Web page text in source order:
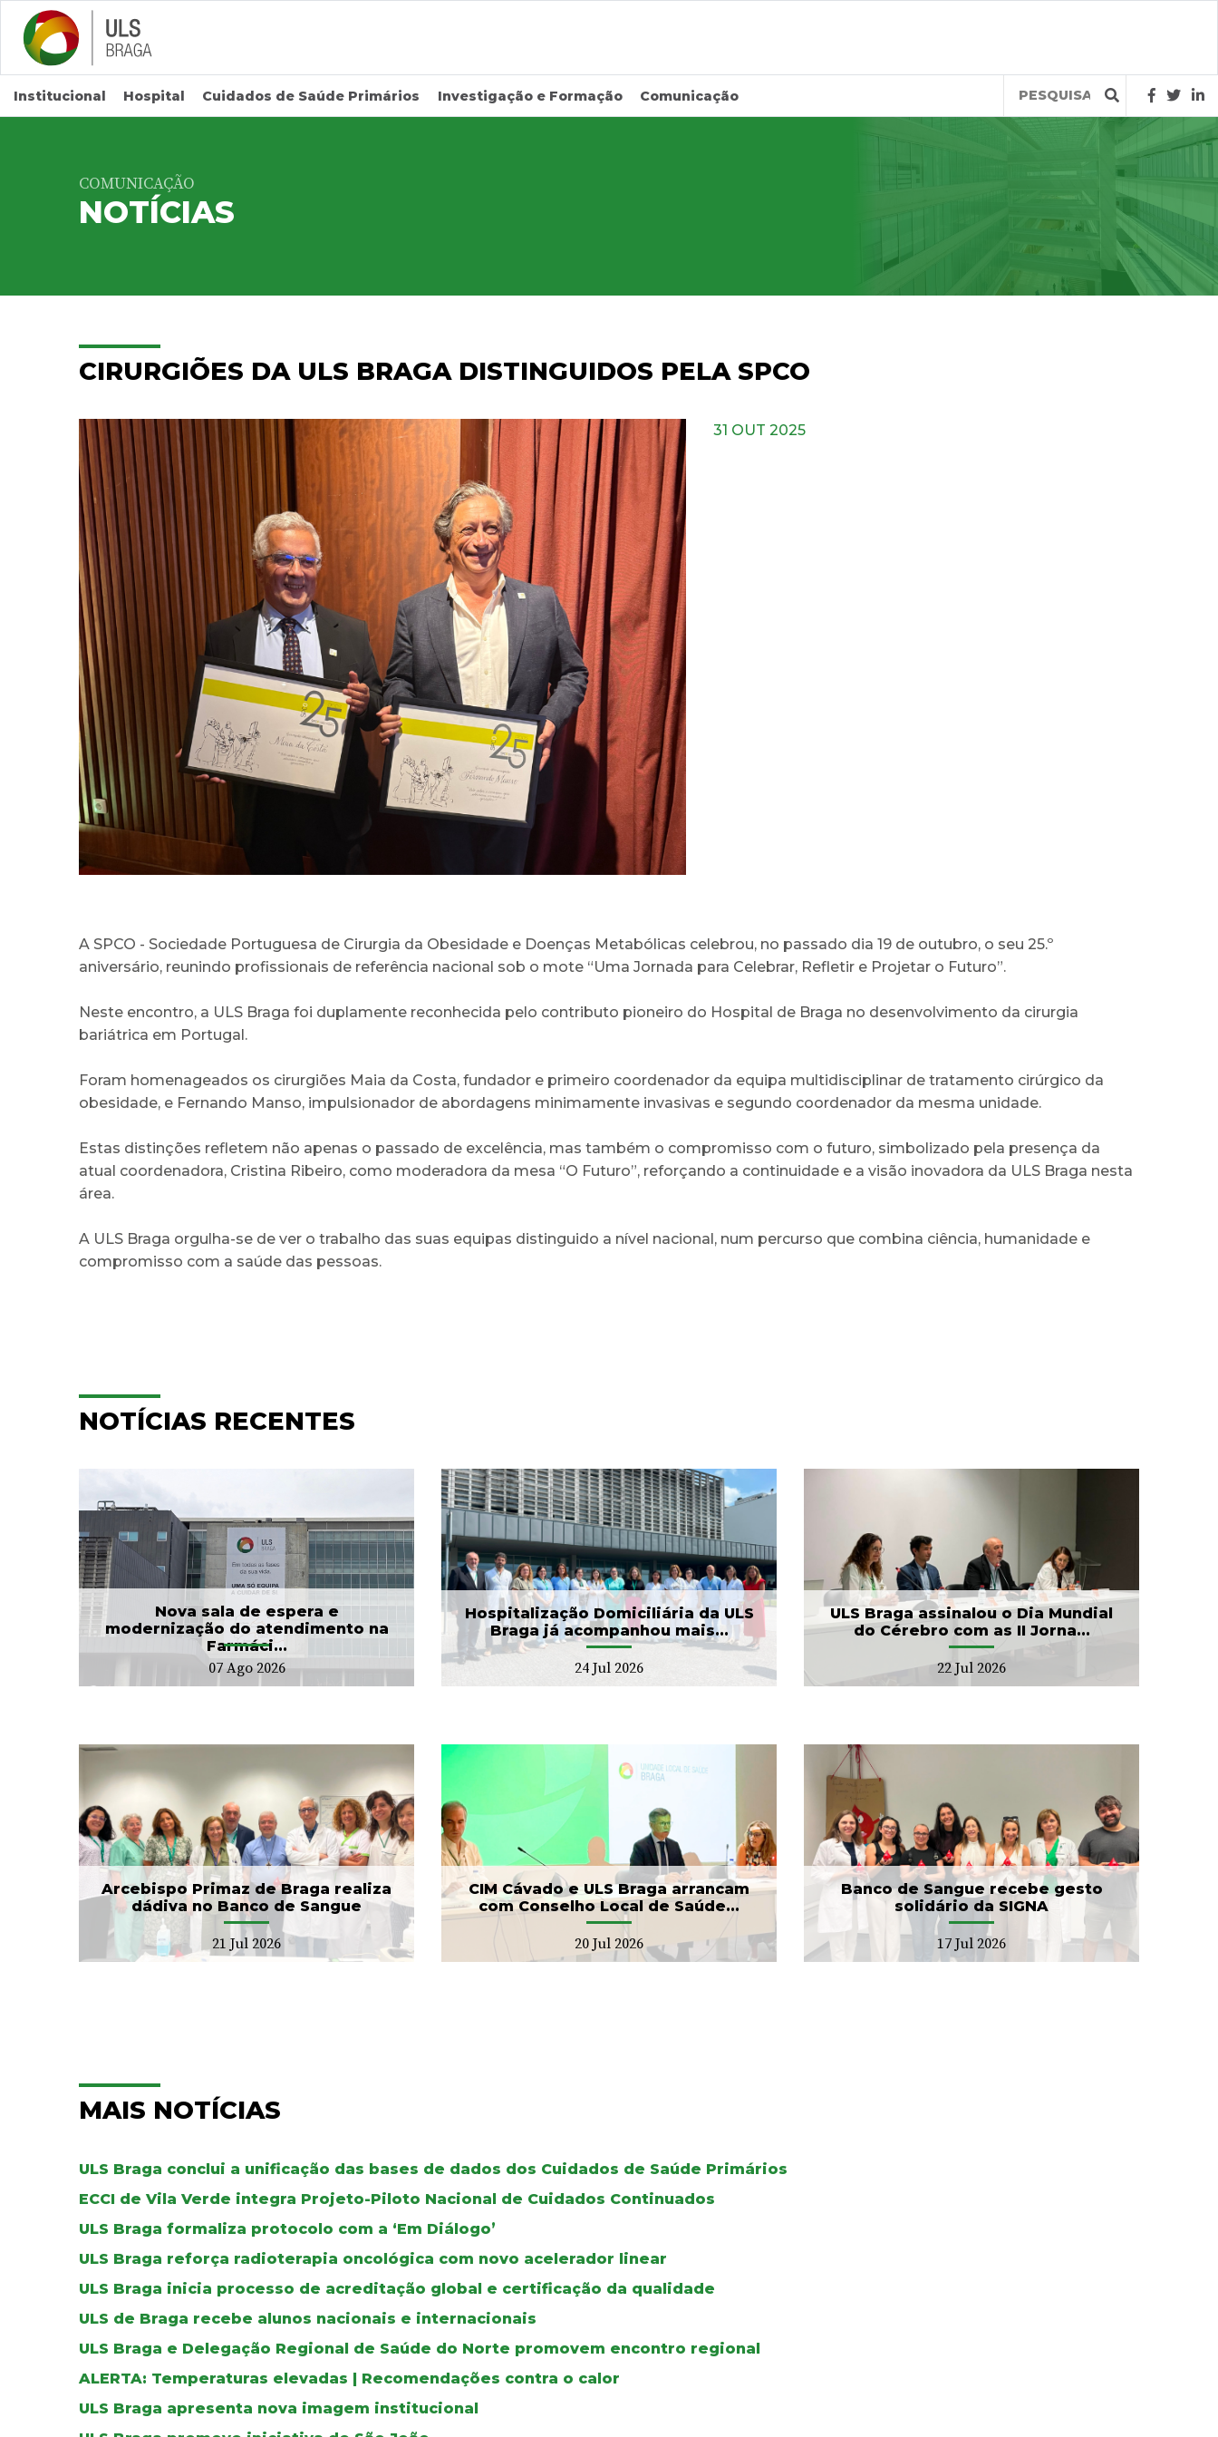
Saltar para conteúdo principal
Institucional Hospital Cuidados de Saúde Primários Investigação e Formação Comunicação
Query
COMUNICAÇÃO
NOTÍCIAS
CIRURGIÕES DA ULS BRAGA DISTINGUIDOS PELA SPCO
31 OUT 2025
A SPCO - Sociedade Portuguesa de Cirurgia da Obesidade e Doenças Metabólicas celebrou, no passado dia 19 de outubro, o seu 25.º
aniversário, reunindo profissionais de referência nacional sob o mote “Uma Jornada para Celebrar, Refletir e Projetar o Futuro”.
Neste encontro, a ULS Braga foi duplamente reconhecida pelo contributo pioneiro do Hospital de Braga no desenvolvimento da cirurgia
bariátrica em Portugal.
Foram homenageados os cirurgiões Maia da Costa, fundador e primeiro coordenador da equipa multidisciplinar de tratamento cirúrgico da
obesidade, e Fernando Manso, impulsionador de abordagens minimamente invasivas e segundo coordenador da mesma unidade.
Estas distinções refletem não apenas o passado de excelência, mas também o compromisso com o futuro, simbolizado pela presença da
atual coordenadora, Cristina Ribeiro, como moderadora da mesa “O Futuro”, reforçando a continuidade e a visão inovadora da ULS Braga nesta
área.
A ULS Braga orgulha-se de ver o trabalho das suas equipas distinguido a nível nacional, num percurso que combina ciência, humanidade e
compromisso com a saúde das pessoas.
NOTÍCIAS RECENTES
Nova sala de espera e
modernização do atendimento na
Farmáci...
07 Ago 2026
Hospitalização Domiciliária da ULS
Braga já acompanhou mais...
24 Jul 2026
Hospitalização
Domiciliária da ULS Braga
já acompanhou mais...
24 Jul 2026
ULS Braga assinalou o Dia Mundial
do Cérebro com as II Jorna...
22 Jul 2026
ULS Braga assinalou o Dia
Mundial do Cérebro com
as II Jorna...
22 Jul 2026
Arcebispo Primaz de Braga realiza
dádiva no Banco de Sangue
21 Jul 2026
CIM Cávado e ULS Braga arrancam
com Conselho Local de Saúde...
20 Jul 2026
CIM Cávado e ULS Braga
arrancam com Conselho
Local de Saúde...
20 Jul 2026
Banco de Sangue recebe gesto
solidário da SIGNA
17 Jul 2026
Banco de Sangue recebe
gesto solidário da SIGNA
17 Jul 2026
MAIS NOTÍCIAS
ULS Braga conclui a unificação das bases de dados dos Cuidados de Saúde Primários
ECCI de Vila Verde integra Projeto-Piloto Nacional de Cuidados Continuados
ULS Braga formaliza protocolo com a ‘Em Diálogo’
ULS Braga reforça radioterapia oncológica com novo acelerador linear
ULS Braga inicia processo de acreditação global e certificação da qualidade
ULS de Braga recebe alunos nacionais e internacionais
ULS Braga e Delegação Regional de Saúde do Norte promovem encontro regional
ALERTA: Temperaturas elevadas | Recomendações contra o calor
ULS Braga apresenta nova imagem institucional